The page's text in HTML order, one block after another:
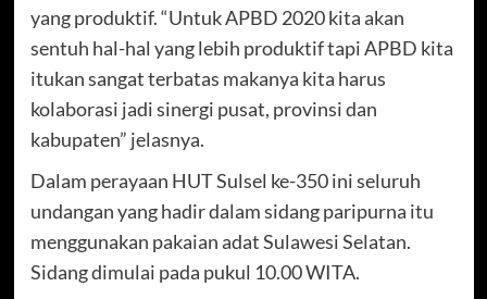
yang produktif. “Untuk APBD 2020 kita akan
sentuh hal-hal yang lebih produktif tapi APBD kita
itukan sangat terbatas makanya kita harus
kolaborasi jadi sinergi pusat, provinsi dan
kabupaten” jelasnya.
Dalam perayaan HUT Sulsel ke-350 ini seluruh
undangan yang hadir dalam sidang paripurna itu
menggunakan pakaian adat Sulawesi Selatan.
Sidang dimulai pada pukul 10.00 WITA.